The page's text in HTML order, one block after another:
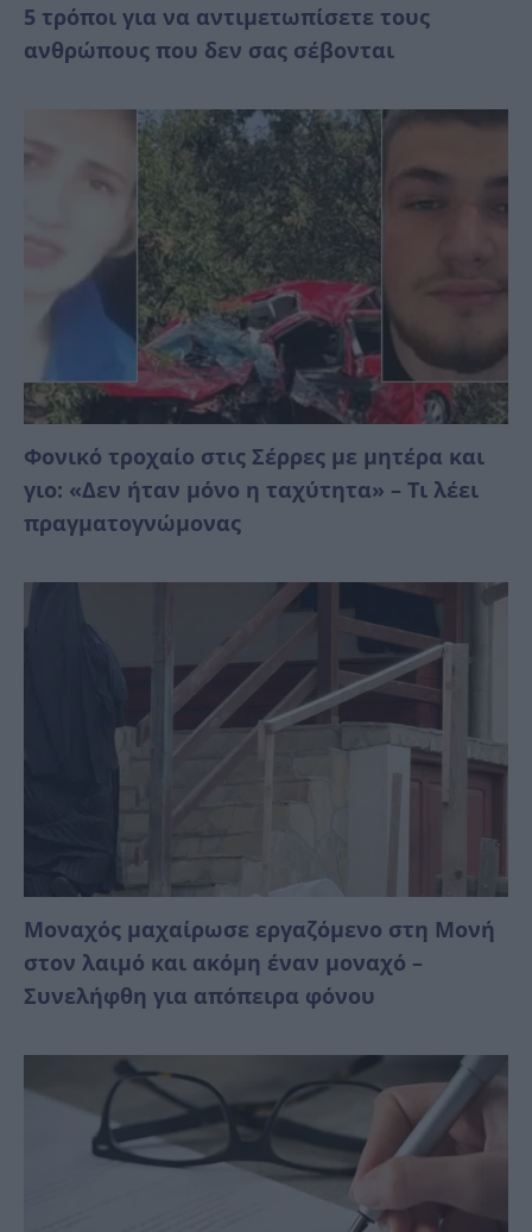
5 τρόποι για να αντιμετωπίσετε τους
ανθρώπους που δεν σας σέβονται
Φονικό τροχαίο στις Σέρρες με μητέρα και
γιο: «Δεν ήταν μόνο η ταχύτητα» – Τι λέει
πραγματογνώμονας
Μοναχός μαχαίρωσε εργαζόμενο στη Μονή
στον λαιμό και ακόμη έναν μοναχό –
Συνελήφθη για απόπειρα φόνου